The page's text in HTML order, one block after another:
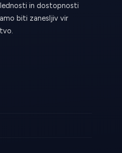
in dostopnosti
biti zanesljiv vir